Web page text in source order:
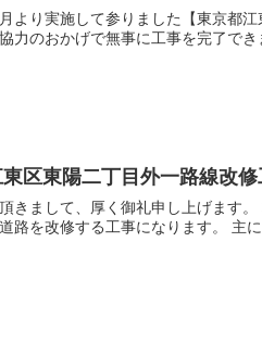
より実施して参りました【東京都
力のおかげで無事に工事を完了でき
区東陽二丁目外一路線改修
きまして、厚く御礼申し上げます
路を改修する工事になります。 主